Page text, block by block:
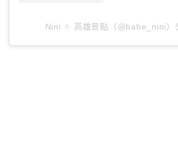
Nini ✧ 高雄景點（@babe_nini）